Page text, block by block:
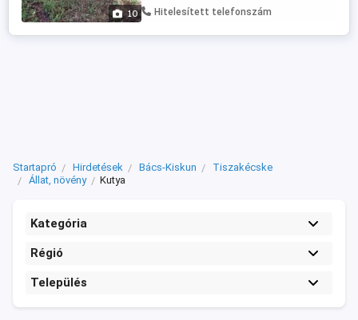
10
6 éves kedves kan kutyus, aki oltva,
Hitelesített telefonszám
Startapró Hirdetések Bács-Kiskun
Tiszakécske
Állat, növény
Kutya
Kategória
Régió
Település